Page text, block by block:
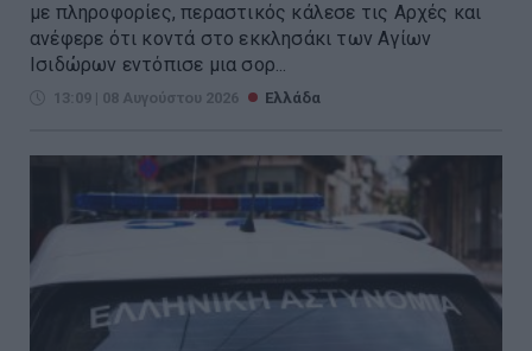
με πληροφορίες, περαστικός κάλεσε τις Αρχές και
ανέφερε ότι κοντά στο εκκλησάκι των Αγίων
Ισιδώρων εντόπισε μια σορ...
13:09 | 08 Αυγούστου 2026 Ελλάδα